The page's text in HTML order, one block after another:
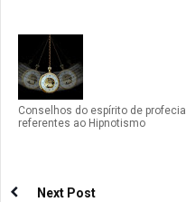
Conselhos do espírito de profecia
referentes ao Hipnotismo
Next Post